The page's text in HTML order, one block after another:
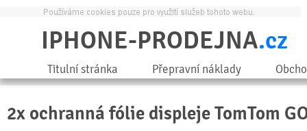
IPHONE-PRODEJNA.cz
Titulní stránka Přepravní náklady
2x ochranná fólie displeje TomTom